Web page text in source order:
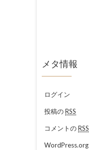
メタ情報
ログイン
投稿のRSS
コメントのRSS
WordPress.org